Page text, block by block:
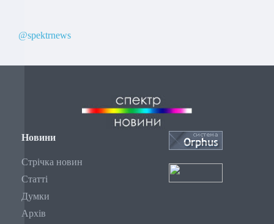
@spektrnews
Новини
Стрічка новин
Статті
Думки
Архів